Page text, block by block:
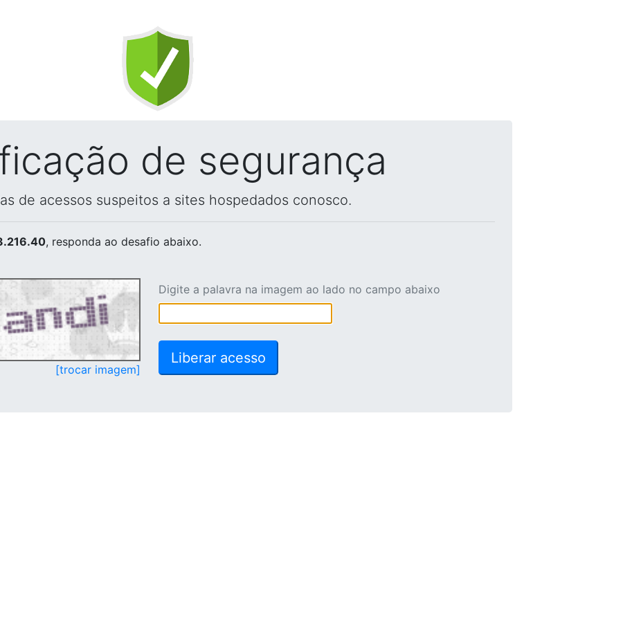
de segurança
de acessos suspeitos a sites hospedados conosco.
, responda ao desafio abaixo.
[trocar imagem]
Digite a palavra na imagem ao lado no campo abaixo